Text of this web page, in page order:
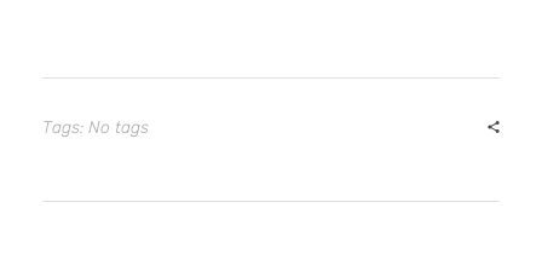
Tags: No tags